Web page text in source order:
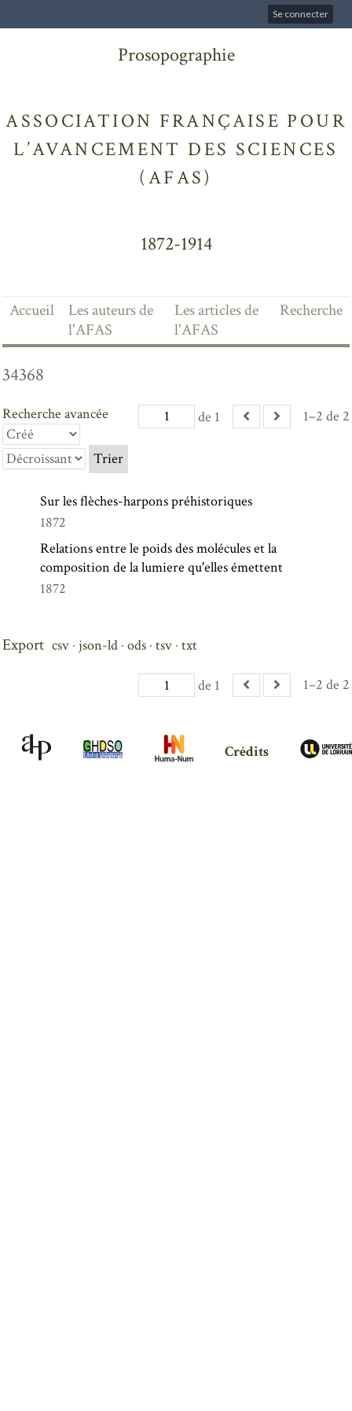
Se connecter
Prosopographie
ASSOCIATION FRANÇAISE POUR
L’AVANCEMENT DES SCIENCES
(AFAS)
1872-1914
Accueil
Les auteurs de
l'AFAS
Les articles de
l'AFAS
Recherche
34368
de 1 1–2 de 2
Recherche avancée
Trier
Sur les flèches-harpons préhistoriques
1872
Relations entre le poids des molécules et la
composition de la lumiere qu'elles émettent
1872
Export csv json-ld ods tsv txt
de 1 1–2 de 2
Crédits